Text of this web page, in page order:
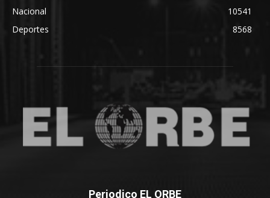
Nacional
10541
Deportes
8568
Periodico EL ORBE